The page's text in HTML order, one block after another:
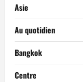
Asie
Au quotidien
Bangkok
Centre